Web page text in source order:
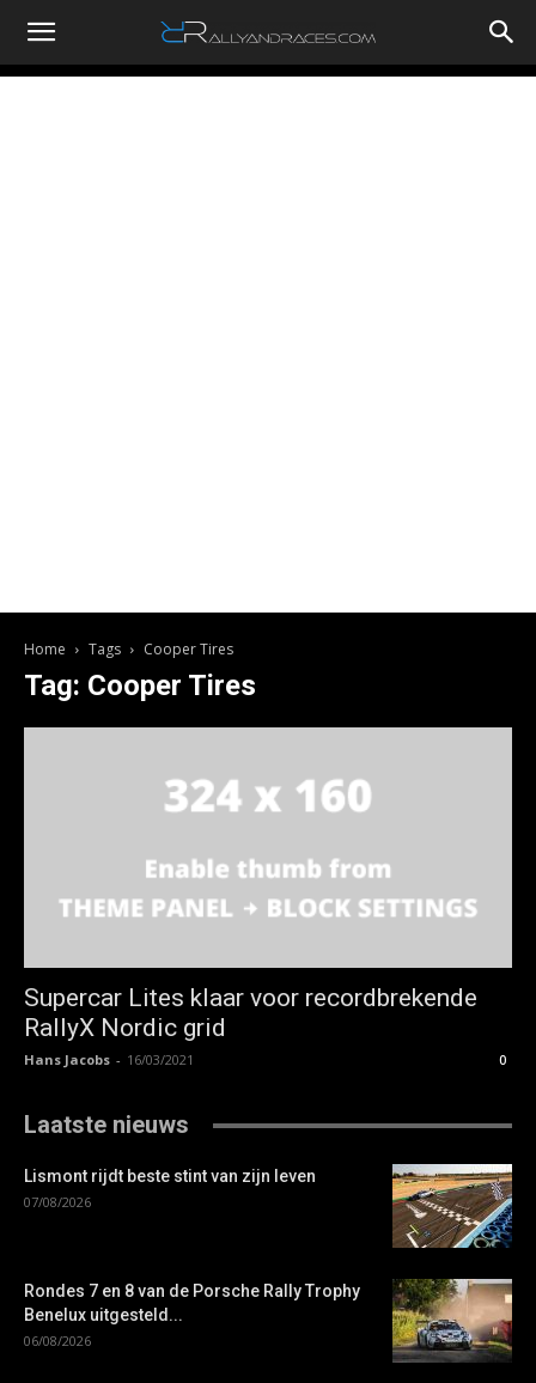
RallyandRaces.com
Home Tags Cooper Tires
Tag: Cooper Tires
Supercar Lites klaar voor recordbrekende
RallyX Nordic grid
Hans Jacobs - 16/03/2021 0
Laatste nieuws
Lismont rijdt beste stint van zijn leven
07/08/2026
Rondes 7 en 8 van de Porsche Rally Trophy
Benelux uitgesteld...
06/08/2026